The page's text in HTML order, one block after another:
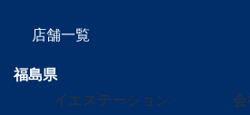
店舗一覧
福島県
イエステーション